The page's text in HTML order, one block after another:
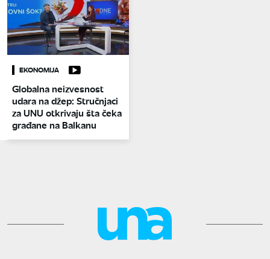
EKONOMIJA
Globalna neizvesnost
udara na džep: Stručnjaci
za UNU otkrivaju šta čeka
građane na Balkanu